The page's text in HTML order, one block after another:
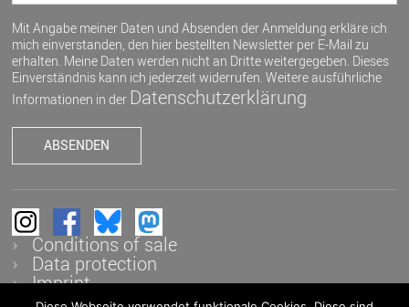
Mit Angabe meiner Daten und Absenden der Anmeldung erkläre ich
mich einverstanden, den hier bestellten Newsletter per E-Mail zu
erhalten. Meine Daten werden nicht an Dritte weitergegeben. Dieses
Einverständnis kann ich jederzeit widerrufen. Weitere ausführliche
Informationen in der Datenschutzerklärung
Conditions of sale
Data protection
Imprint